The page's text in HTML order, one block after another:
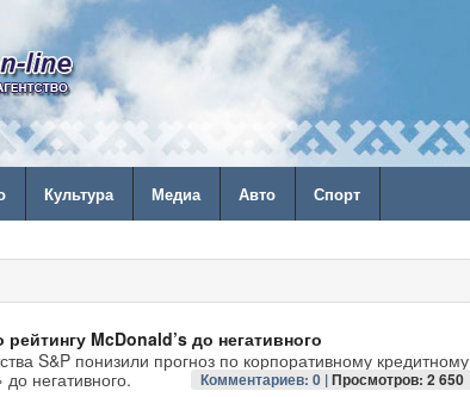
Культура Медиа Авто Спорт
McDonald’s до негативного
S&P понизили прогноз по корпоративному кредитному
негативного.
Комментариев: 0 |Просмотров: 2 650